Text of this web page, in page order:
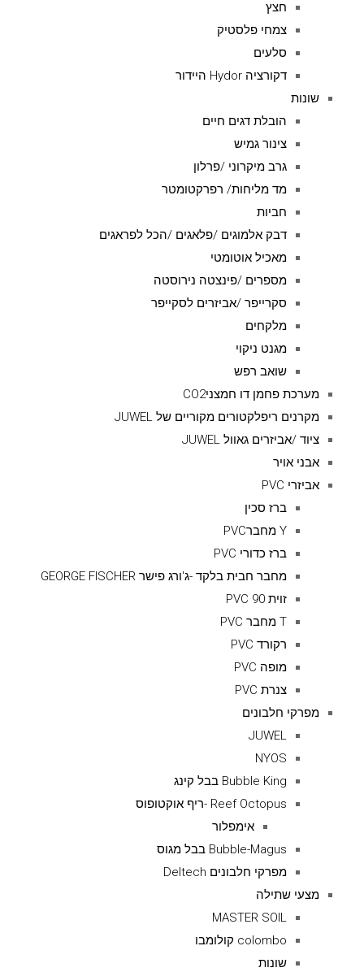
חצץ
צמחי פלסטיק
סלעים
דקורציה Hydor היידור
שונות
הובלת דגים חיים
צינור גמיש
גרב מיקרוני /פרלון
מד מליחות/ רפרקטומטר
חביות
דבק אלמוגים /פלאגים /הכל לפראגים
מאכיל אוטומטי
מספרים /פינצטה נירוסטה
סקרייפר /אביזרים לסקייפר
מלקחים
מגנט ניקוי
שואב רפש
מערכת פחמן דו חמצניCO2
מקרנים ריפלקטורים מקוריים של JUWEL
ציוד /אביזרים גאוול JUWEL
אבני אויר
אביזרי PVC
ברז סכין
Y מחברPVC
ברז כדורי PVC
מחבר חבית בלקד -ג'ורג פישר GEORGE FISCHER
זוית 90 PVC
T מחבר PVC
רקורד PVC
מופה PVC
צנרת PVC
מפרקי חלבונים
JUWEL
NYOS
Bubble King בבל קינג
Reef Octopus -ריף אוקטופוס
אימפלור
Bubble-Magus בבל מגוס
מפרקי חלבונים Deltech
מצעי שתילה
MASTER SOIL
colombo קולומבו
שונות